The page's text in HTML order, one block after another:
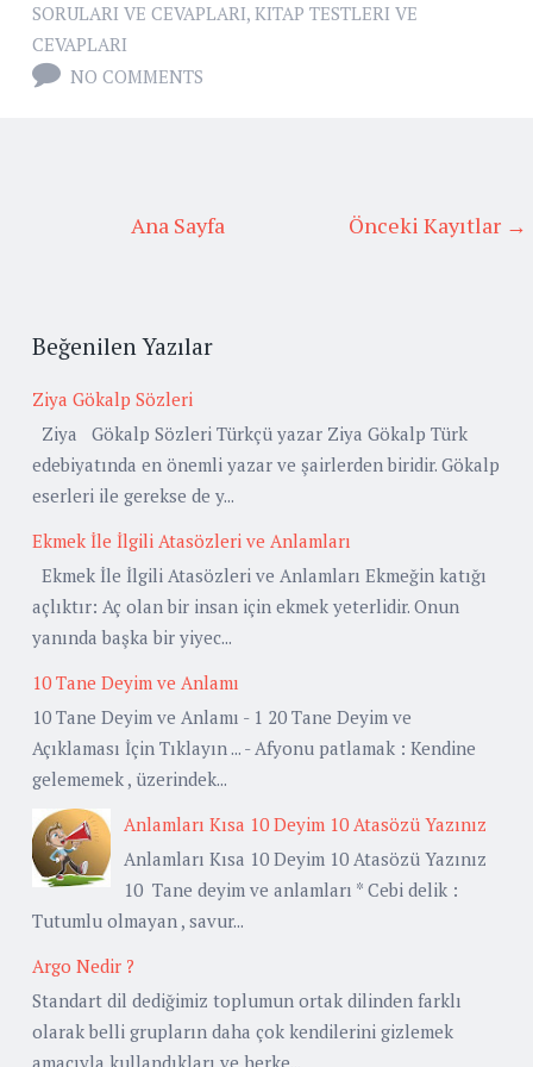
SORULARI VE CEVAPLARI, KITAP TESTLERI VE
CEVAPLARI
NO COMMENTS
Önceki Kayıtlar →
Ana Sayfa
Beğenilen Yazılar
Ziya Gökalp Sözleri
Ziya Gökalp Sözleri Türkçü yazar Ziya Gökalp Türk
edebiyatında en önemli yazar ve şairlerden biridir. Gökalp
eserleri ile gerekse de y...
Ekmek İle İlgili Atasözleri ve Anlamları
Ekmek İle İlgili Atasözleri ve Anlamları Ekmeğin katığı
açlıktır: Aç olan bir insan için ekmek yeterlidir. Onun
yanında başka bir yiyec...
10 Tane Deyim ve Anlamı
10 Tane Deyim ve Anlamı - 1 20 Tane Deyim ve
Açıklaması İçin Tıklayın ... - Afyonu patlamak : Kendine
gelememek , üzerindek...
Anlamları Kısa 10 Deyim 10 Atasözü Yazınız
Anlamları Kısa 10 Deyim 10 Atasözü Yazınız
10 Tane deyim ve anlamları * Cebi delik :
Tutumlu olmayan , savur...
Argo Nedir ?
Standart dil dediğimiz toplumun ortak dilinden farklı
olarak belli grupların daha çok kendilerini gizlemek
amacıyla kullandıkları ve herke...